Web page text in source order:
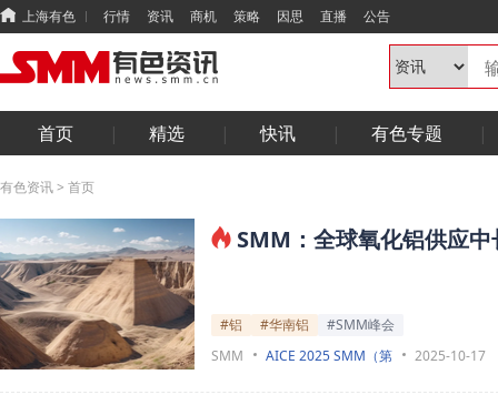
上海有色 行情 资讯 商机 策略 因思 直播 公告
首页 精选 快讯 有色专题
有色资讯> 首页
SMM：全球氧化铝供应
#铝 #华南铝
#SMM峰会
SMM
AICE 2025 SMM（第 2025-10-17